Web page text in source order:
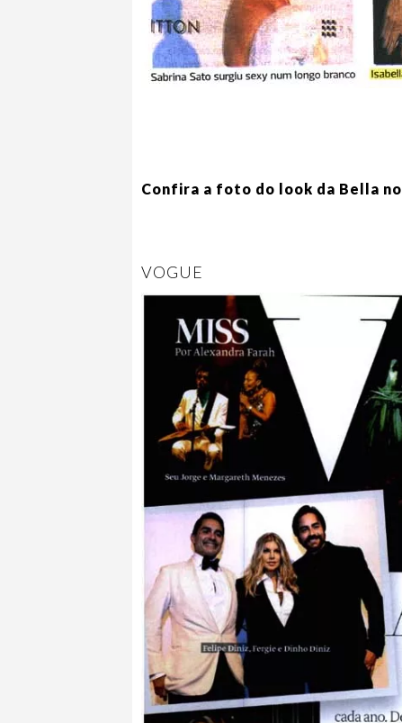
Confira a foto do look da Bella no
VOGUE